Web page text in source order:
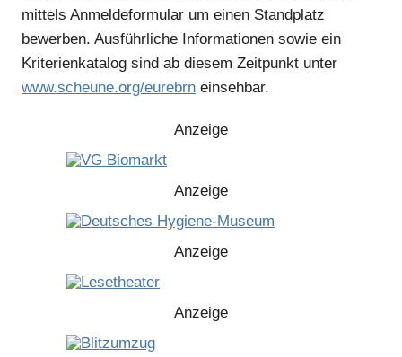
mittels Anmeldeformular um einen Standplatz
bewerben. Ausführliche Informationen sowie ein
Kriterienkatalog sind ab diesem Zeitpunkt unter
www.scheune.org/eurebrn einsehbar.
Anzeige
Anzeige
Anzeige
Anzeige